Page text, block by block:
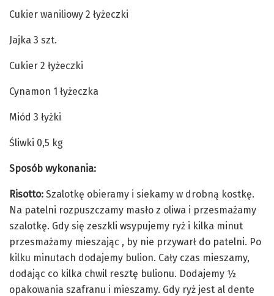
Cukier waniliowy 2 łyżeczki
Jajka 3 szt.
Cukier 2 łyżeczki
Cynamon 1 łyżeczka
Miód 3 łyżki
Śliwki 0,5 kg
Sposób wykonania:
Risotto: Szalotkę obieramy i siekamy w drobną kostkę.
Na patelni rozpuszczamy masło z oliwa i przesmażamy
szalotkę. Gdy się zeszkli wsypujemy ryż i kilka minut
przesmażamy mieszając , by nie przywarł do patelni. Po
kilku minutach dodajemy bulion. Cały czas mieszamy,
dodając co kilka chwil resztę bulionu. Dodajemy ½
opakowania szafranu i mieszamy. Gdy ryż jest al dente